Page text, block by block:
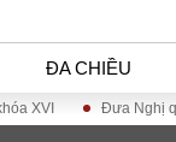
ĐA CHIỀU
Đưa Nghị quyết